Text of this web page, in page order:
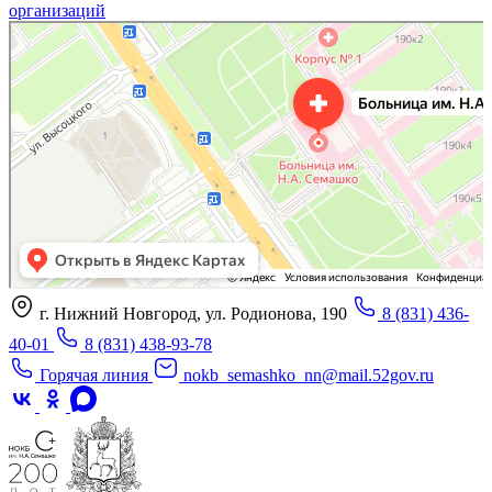
организаций
«Нижегородская областная клиническая больница имени Н.А. Семашко»
Отделение больницы, госпиталя в Нижнем Новгороде
Больница для взрослых в Нижнем Новгороде
г. Нижний Новгород, ул. Родионова, 190
8 (831) 436-
40-01
8 (831) 438-93-78
Горячая линия
nokb_semashko_nn@mail.52gov.ru